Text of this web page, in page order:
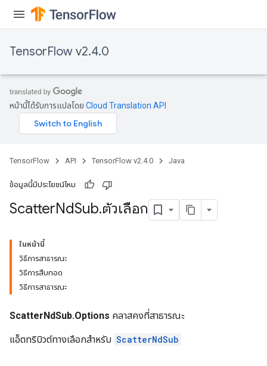
TensorFlow v2.4.0
หน้านี้ได้รับการแปลโดย Cloud Translation API
TensorFlow API TensorFlow v2.4.0 Java
ข้อมูลนี้มีประโยชน์ไหม
ScatterNdSub.ตัวเลือก
ในหน้านี้
วิธีการสาธารณะ
วิธีการสืบทอด
วิธีการสาธารณะ
ScatterNdSub.Options คลาสคงที่สาธารณะ
แอ็ตทริบิวต์ทางเลือกสำหรับ ScatterNdSub